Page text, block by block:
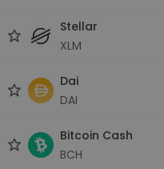
Stellar
XLM
Dai
DAI
Bitcoin Cash
BCH